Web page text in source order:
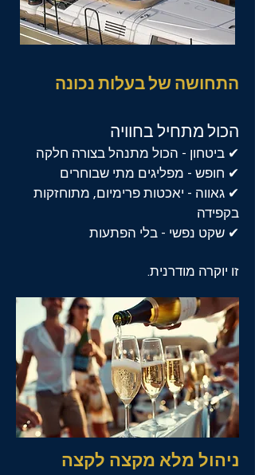
התחושה של בעלות נכונה
הכול מתחיל בחוויה
✔ ביטחון - הכול מתנהל בצורה חלקה
✔ חופש - מפליגים מתי שבוחרים
✔ גאווה - יאכטות פרימיום, מתוחזקות
בקפידה
✔ שקט נפשי - בלי הפתעות
זו יוקרה מודרנית.
ניהול מלא מקצה לקצה